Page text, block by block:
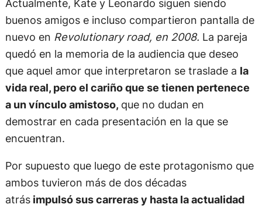
Actualmente, Kate y Leonardo siguen siendo
buenos amigos e incluso compartieron pantalla de
nuevo en Revolutionary road, en 2008. La pareja
quedó en la memoria de la audiencia que deseo
que aquel amor que interpretaron se traslade a la
vida real, pero el cariño que se tienen pertenece
a un vínculo amistoso, que no dudan en
demostrar en cada presentación en la que se
encuentran.
Por supuesto que luego de este protagonismo que
ambos tuvieron más de dos décadas
atrásimpulsó sus carreras y hasta la actualidad